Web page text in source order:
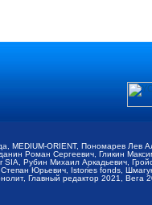
ORIENT, Пономарев Лев
Роман Сергеевич, Гликин
Рубин Михаил Аркадьевич,
Юрьевич, Istories fonds,
Главный редактор 2021, Вега